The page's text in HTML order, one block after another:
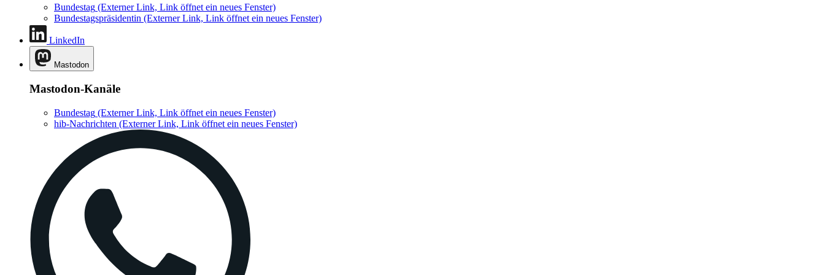
Bundestag (Externer Link, Link öffnet ein neues Fenster)
Bundestagspräsidentin (Externer Link, Link öffnet ein neues Fenster)
LinkedIn
Mastodon
Mastodon-Kanäle
Bundestag (Externer Link, Link öffnet ein neues Fenster)
hib-Nachrichten (Externer Link, Link öffnet ein neues Fenster)